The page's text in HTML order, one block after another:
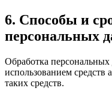
6. Способы и
персональных
Обработка
использованием средств
таких средств.